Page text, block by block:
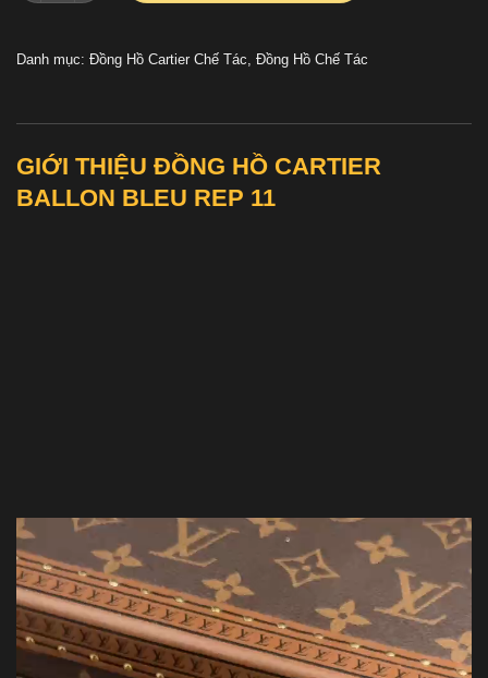
Danh mục: Đồng Hồ Cartier Chế Tác, Đồng Hồ Chế Tác
GIỚI THIỆU ĐỒNG HỒ CARTIER
BALLON BLEU REP 11